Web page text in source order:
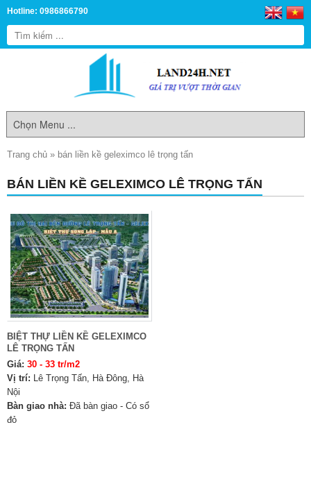
Hotline: 0986866790
Trang chủ » bán liền kề geleximco lê trọng tấn
BÁN LIỀN KỀ GELEXIMCO LÊ TRỌNG TẤN
BIỆT THỰ LIỀN KỀ GELEXIMCO
LÊ TRỌNG TẤN
Giá: 30 - 33 tr/m2
Vị trí: Lê Trọng Tấn, Hà Đông, Hà
Nội
Bàn giao nhà: Đã bàn giao - Có sổ
đỏ